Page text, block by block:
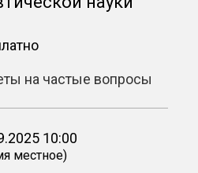
на частые вопросы
10:00
местное)